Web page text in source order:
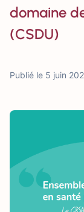
domaine
(CSDU)
Publié le 5 juin